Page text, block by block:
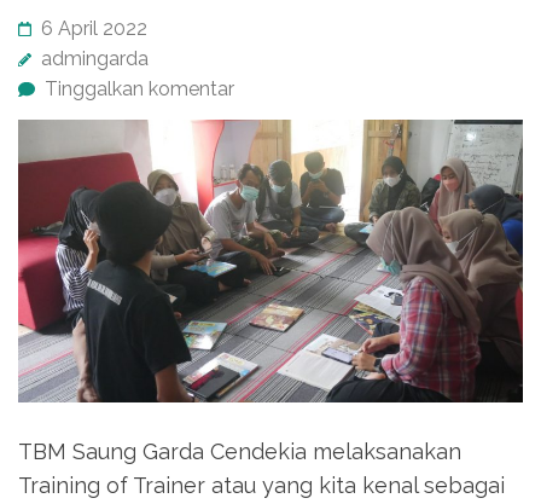
6 April 2022
admingarda
Tinggalkan komentar
TBM Saung Garda Cendekia melaksanakan
Training of Trainer atau yang kita kenal sebagai